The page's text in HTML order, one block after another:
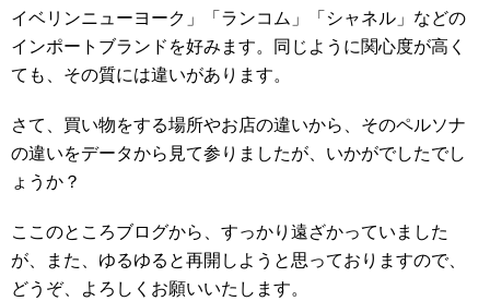
イベリンニューヨーク」「ランコム」「シャネル」などの
インポートブランドを好みます。同じように関心度が高く
ても、その質には違いがあります。
さて、買い物をする場所やお店の違いから、そのペルソナ
の違いをデータから見て参りましたが、いかがでしたでし
ょうか？
ここのところブログから、すっかり遠ざかっていました
が、また、ゆるゆると再開しようと思っておりますので、
どうぞ、よろしくお願いいたします。